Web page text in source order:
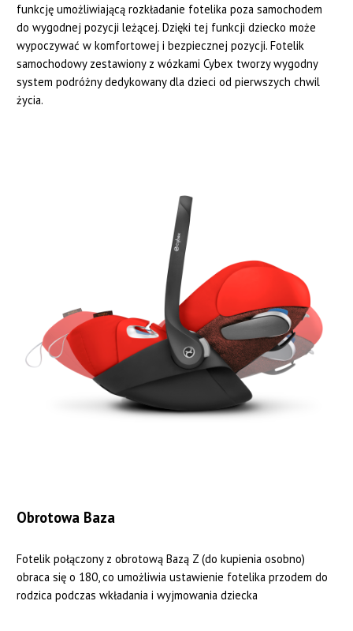
funkcję umożliwiającą rozkładanie fotelika poza samochodem
do wygodnej pozycji leżącej. Dzięki tej funkcji dziecko może
wypoczywać w komfortowej i bezpiecznej pozycji. Fotelik
samochodowy zestawiony z wózkami Cybex tworzy wygodny
system podróżny dedykowany dla dzieci od pierwszych chwil
życia.
Obrotowa Baza
Fotelik połączony z obrotową Bazą Z (do kupienia osobno)
obraca się o 180, co umożliwia ustawienie fotelika przodem do
rodzica podczas wkładania i wyjmowania dziecka